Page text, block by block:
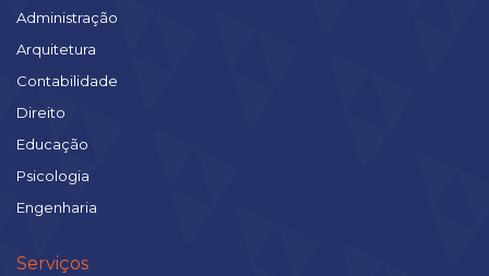
Administração
Arquitetura
Contabilidade
Direito
Educação
Psicologia
Engenharia
Serviços